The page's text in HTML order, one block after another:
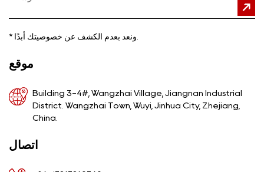
*
موقع
Building 3-4#, Wangzhai Village, Jiangnan Industrial
District. Wangzhai Town, Wuyi, Jinhua City, Zhejiang,
China.
اتصال